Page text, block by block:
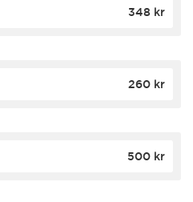
348 kr
260 kr
500 kr